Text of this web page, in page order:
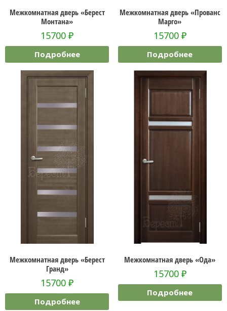
Межкомнатная дверь «Берест
Монтана»
15700₽
Подробнее
Межкомнатная дверь «Прованс
Марго»
15700 ₽
Подробнее
Межкомнатная дверь «Берест
Гранд»
15700₽
Подробнее
Межкомнатная дверь «Ода»
15700 ₽
Подробнее